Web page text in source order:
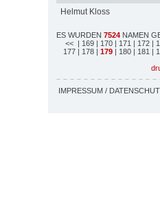
Helmut Kloss
ES WURDEN 7524 NAMEN
<< | 169 | 170 | 171 | 172 |
177 | 178 | 179 | 180 | 181 |
IMPRESSUM /